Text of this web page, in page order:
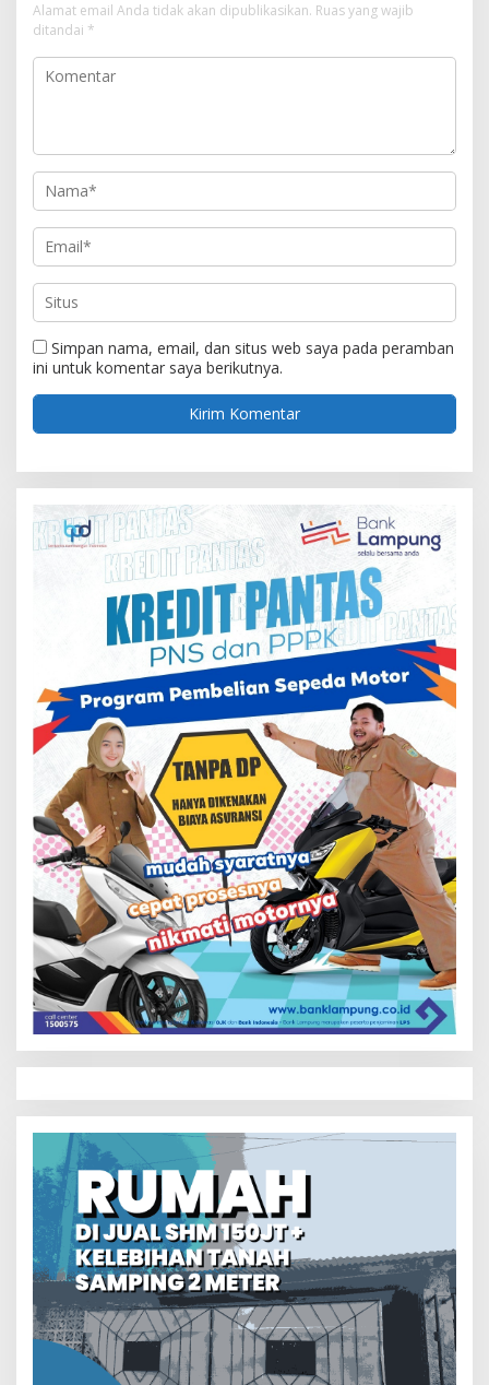
Alamat email Anda tidak akan dipublikasikan. Ruas yang wajib
ditandai *
Simpan nama, email, dan situs web saya pada peramban
ini untuk komentar saya berikutnya.